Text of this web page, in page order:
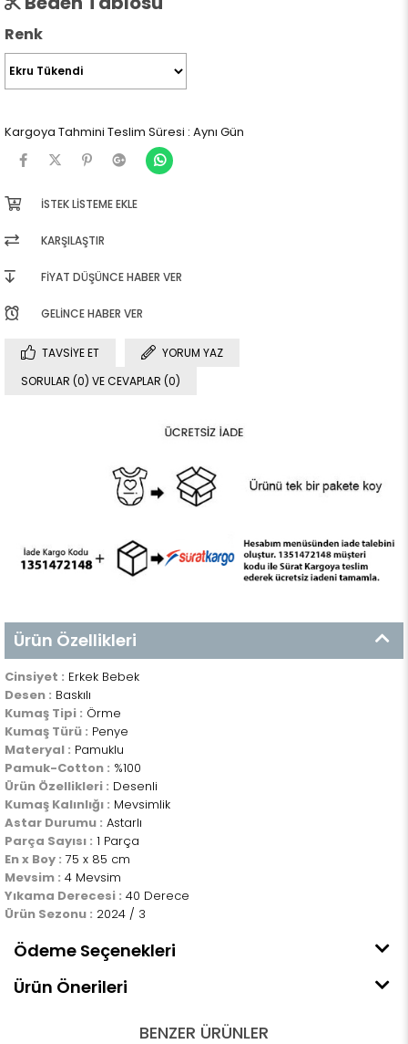
Renk
Kargoya Tahmini Teslim Süresi : Aynı Gün
İSTEK LISTEME EKLE
KARŞILAŞTIR
FIYAT DÜŞÜNCE HABER VER
GELINCE HABER VER
TAVSIYE ET
YORUM YAZ
SORULAR (0) VE CEVAPLAR (0)
Ürün Özellikleri
Cinsiyet : Erkek Bebek
Desen : Baskılı
Kumaş Tipi : Örme
Kumaş Türü : Penye
Materyal : Pamuklu
Pamuk-Cotton : %100
Ürün Özellikleri : Desenli
Kumaş Kalınlığı : Mevsimlik
Astar Durumu : Astarlı
Parça Sayısı : 1 Parça
En x Boy : 75 x 85 cm
Mevsim : 4 Mevsim
Yıkama Derecesi : 40 Derece
Ürün Sezonu : 2024 / 3
Ödeme Seçenekleri
Ürün Önerileri
BENZER ÜRÜNLER